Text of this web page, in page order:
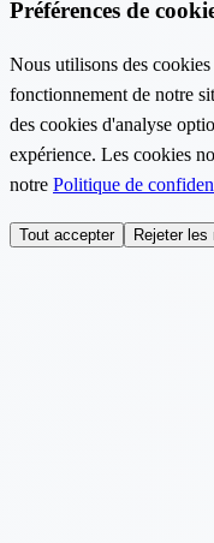
Préférences de
Nous utilisons des
fonctionnement de notre
des cookies d'analyse
expérience. Les cookies
notre Politique de
Tout accepter Rejeter les